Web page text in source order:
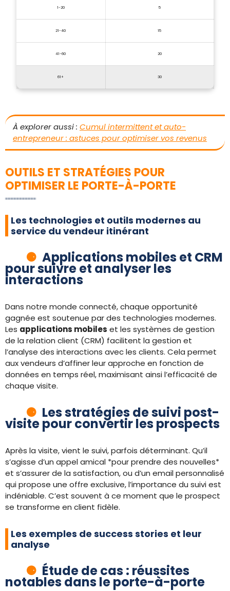
1-20 5
21-40 15
41-60 20
61+ 30
À explorer aussi : Cumul intermittent et auto-
entrepreneur : astuces pour optimiser vos revenus
OUTILS ET STRATÉGIES POUR
OPTIMISER LE PORTE-À-PORTE
Les technologies et outils modernes au
service du vendeur itinérant
Applications mobiles et CRM
pour suivre et analyser les
interactions
Dans notre monde connecté, chaque opportunité
gagnée est soutenue par des technologies modernes.
Les applications mobiles et les systèmes de gestion
de la relation client (CRM) facilitent la gestion et
l’analyse des interactions avec les clients. Cela permet
aux vendeurs d’affiner leur approche en fonction de
données en temps réel, maximisant ainsi l’efficacité de
chaque visite.
Les stratégies de suivi post-
visite pour convertir les prospects
Après la visite, vient le suivi, parfois déterminant. Qu’il
s’agisse d’un appel amical *pour prendre des nouvelles*
et s’assurer de la satisfaction, ou d’un email personnalisé
qui propose une offre exclusive, l’importance du suivi est
indéniable. C’est souvent à ce moment que le prospect
se transforme en client fidèle.
Les exemples de success stories et leur
analyse
Étude de cas : réussites
notables dans le porte-à-porte